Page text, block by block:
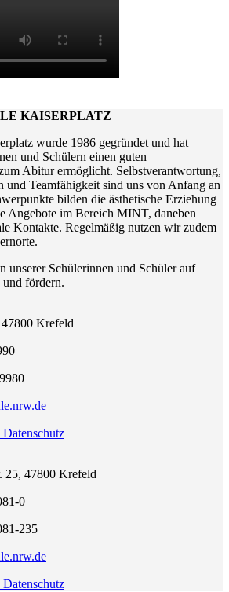
KAISERPLATZ
wurde 1986 gegründet und hat
und Schülern einen guten
Abitur ermöglicht. Selbstverantwortung,
und Teamfähigkeit sind uns von Anfang an
bilden die ästhetische Erziehung
Angebote im Bereich MINT, daneben
Kontakte. Regelmäßig nutzen wir zudem
unserer Schülerinnen und Schüler auf
fördern.
Krefeld
25, 47800 Krefeld
0
235